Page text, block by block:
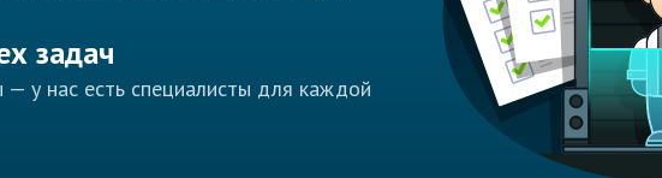
задач
у нас есть специалисты для каждой